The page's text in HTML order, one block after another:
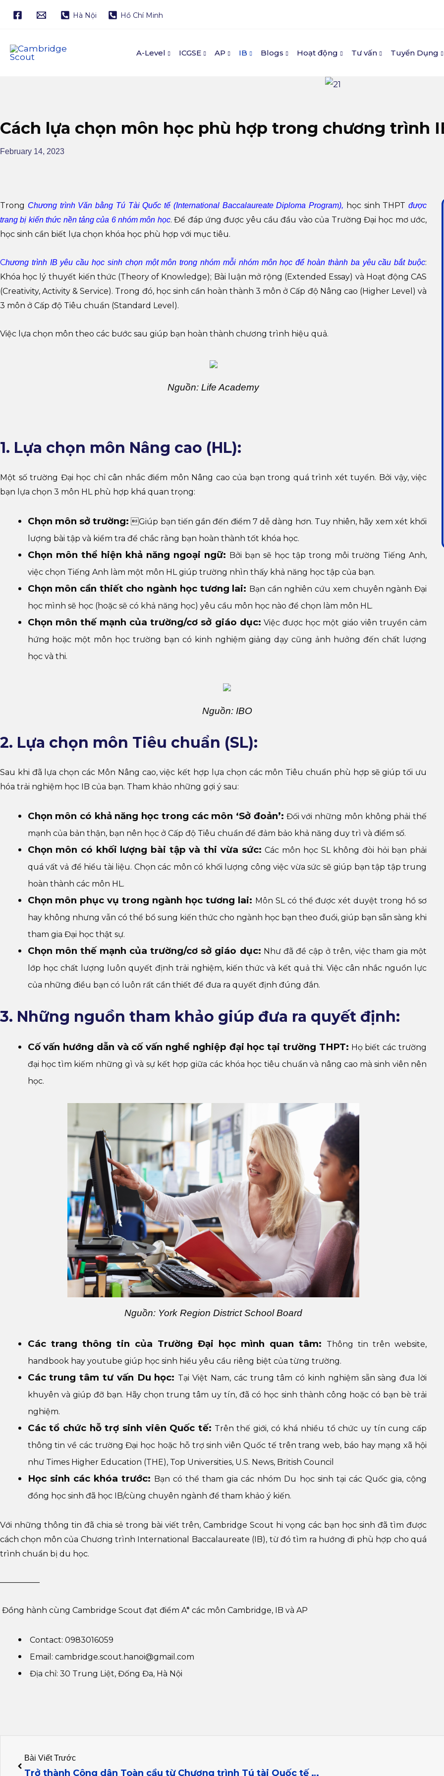
Hà Nội Hồ Chí Minh
A-Level ICGSE AP IB Blogs Hoạt động Tư vấn Tuyển Dụng
Cách lựa chọn môn học phù hợp trong chương trình
February 14, 2023
Trong Chương trình Văn bằng Tú Tài Quốc tế (International Baccalaureate Diploma Program), học sinh THPT được
trang bị kiến thức nền tảng của 6 nhóm môn học. Để đáp ứng được yêu cầu đầu vào của Trường Đại học mơ ước,
học sinh cần biết lựa chọn khóa học phù hợp với mục tiêu.
Chương trình IB yêu cầu học sinh chọn một môn trong nhóm mỗi nhóm môn học để hoàn thành ba yêu cầu bắt buộc:
Khóa học lý thuyết kiến thức (Theory of Knowledge); Bài luận mở rộng (Extended Essay) và Hoạt động CAS
(Creativity, Activity & Service). Trong đó, học sinh cần hoàn thành 3 môn ở Cấp độ Nâng cao (Higher Level) và
3 môn ở Cấp độ Tiêu chuẩn (Standard Level).
Việc lựa chọn môn theo các bước sau giúp bạn hoàn thành chương trình hiệu quả.
Nguồn: Life Academy
1. Lựa chọn môn Nâng cao (HL):
Một số trường Đại học chỉ cân nhắc điểm môn Nâng cao của bạn trong quá trình xét tuyển. Bởi vậy, việc
bạn lựa chọn 3 môn HL phù hợp khá quan trọng:
Chọn môn sở trường: Giúp bạn tiến gần đến điểm 7 dễ dàng hơn. Tuy nhiên, hãy xem xét khối
lượng bài tập và kiểm tra để chắc rằng bạn hoàn thành tốt khóa học.
Chọn môn thể hiện khả năng ngoại ngữ: Bởi bạn sẽ học tập trong môi trường Tiếng Anh,
việc chọn Tiếng Anh làm một môn HL giúp trường nhìn thấy khả năng học tập của bạn.
Chọn môn cần thiết cho ngành học tương lai: ​​ Bạn cần nghiên cứu xem chuyên ngành Đại
học mình sẽ học (hoặc sẽ có khả năng học) yêu cầu môn học nào để chọn làm môn HL.
Chọn môn thế mạnh của trường/cơ sở giáo dục: Việc được học một giáo viên truyền cảm
hứng hoặc một môn học trường bạn có kinh nghiệm giảng dạy cũng ảnh hưởng đến chất lượng
học và thi.
Nguồn: IBO
2. Lựa chọn môn Tiêu chuẩn (SL):
Sau khi đã lựa chọn các Môn Nâng cao, việc kết hợp lựa chọn các môn Tiêu chuẩn phù hợp sẽ giúp tối ưu
hóa trải nghiệm học IB của bạn. Tham khảo những gợi ý sau:
Chọn môn có khả năng học trong các môn ‘Sở đoản’: Đối với những môn không phải thế
mạnh của bản thận, bạn nên học ở Cấp độ Tiêu chuẩn để đảm bảo khả năng duy trì và điểm số.
Chọn môn có khối lượng bài tập và thi vừa sức:Các môn học SL không đòi hỏi bạn phải
quá vất vả để hiểu tài liệu. Chọn các môn có khối lượng công việc vừa sức sẽ giúp bạn tập tập trung
hoàn thành các môn HL.
Chọn môn phục vụ trong ngành học tương lai: Môn SL có thể được xét duyệt trong hồ sơ
hay không nhưng vẫn có thể bổ sung kiến thức cho ngành học bạn theo đuổi, giúp bạn sẵn sàng khi
tham gia Đại học thật sự.
Chọn môn thế mạnh của trường/cơ sở giáo dục: Như đã đề cập ở trên, việc tham gia một
lớp học chất lượng luôn quyết định trải nghiệm, kiến thức và kết quả thi. Việc cân nhắc nguồn lực
của những điều bạn có luôn rất cần thiết để đưa ra quyết định đúng đắn.
3. Những nguồn tham khảo giúp đưa ra quyết định:
Cố vấn hướng dẫn và cố vấn nghề nghiệp đại học tại trường THPT: Họ biết các trường
đại học tìm kiếm những gì và sự kết hợp giữa các khóa học tiêu chuẩn và nâng cao mà sinh viên nên
học.
Nguồn: York Region District School Board
Các trang thông tin của Trường Đại học mình quan tâm:
Thông tin trên website,
handbook hay youtube giúp học sinh hiểu yêu cầu riêng biệt của từng trường.
Các trung tâm tư vấn Du học: Tại Việt Nam, các trung tâm có kinh nghiệm sẵn sàng đưa lời
khuyên và giúp đỡ bạn. Hãy chọn trung tâm uy tín, đã có học sinh thành công hoặc có bạn bè trải
nghiệm.
Các tổ chức hỗ trợ sinh viên Quốc tế: Trên thế giới, có khá nhiều tổ chức uy tín cung cấp
thông tin về các trường Đại học hoặc hỗ trợ sinh viên Quốc tế trên trang web, báo hay mạng xã hội
như Times Higher Education (THE), Top Universities, U.S. News, British Council
Học sinh các khóa trước: Bạn có thể tham gia các nhóm Du học sinh tại các Quốc gia, cộng
đồng học sinh đã học IB/cùng chuyên ngành để tham khảo ý kiến.
Với những thông tin đã chia sẻ trong bài viết trên, Cambridge Scout hi vọng các bạn học sinh đã tìm được
cách chọn môn của Chương trình International Baccalaureate (IB), từ đó tìm ra hướng đi phù hợp cho quá
trình chuẩn bị du học.
—————
Đồng hành cùng Cambridge Scout đạt điểm A* các môn Cambridge, IB và AP
Contact: 0983016059
Email: cambridge.scout.hanoi@gmail.com
Địa chỉ: 30 Trung Liệt, Đống Đa, Hà Nội
Bài Viết Trước
Trở thành Công dân Toàn cầu từ Chương trình Tú tài Quốc tế IB